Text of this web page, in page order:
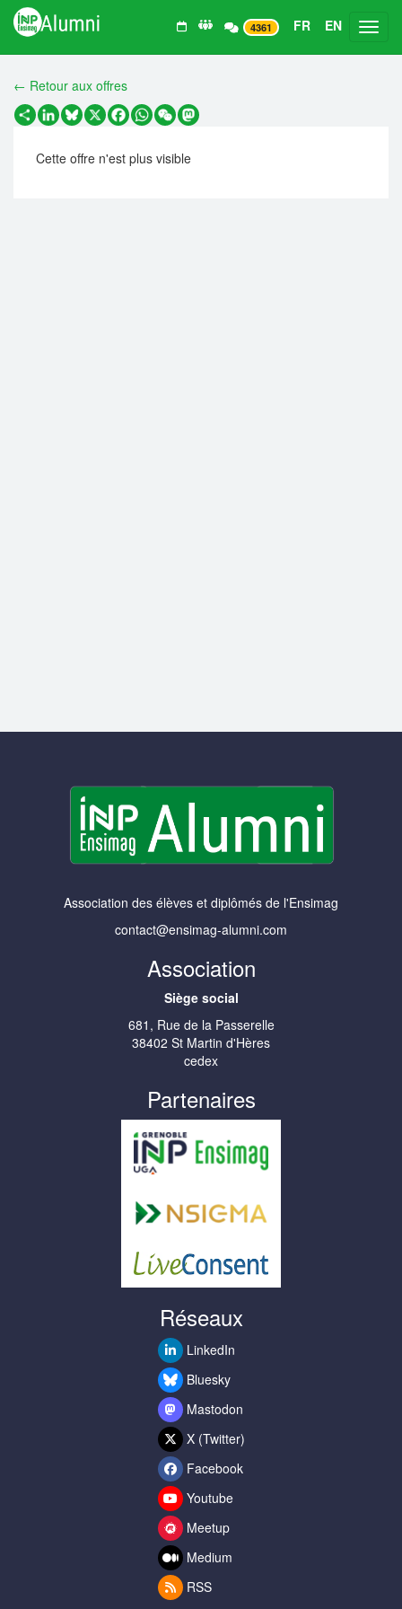
4361 FR EN
← Retour aux offres
PartagerLinkedIn
Bluesky
X Facebook
WhatsApp
WeChatMastodon
Cette offre n'est plus visible
Association des élèves et diplômés de l'Ensimag
contact@ensimag-alumni.com
Association
Siège social
681, Rue de la Passerelle
38402 St Martin d'Hères
cedex
Partenaires
Réseaux
LinkedIn
Bluesky
Mastodon
X (Twitter)
Facebook
Youtube
Meetup
Medium
RSS